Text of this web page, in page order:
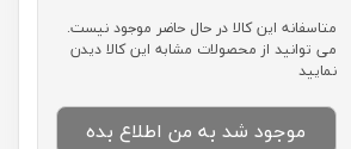
متاسفانه این کالا در حال حاضر موجود نیست.
می توانید از محصولات مشابه این کالا دیدن
نمایید
موجود شد به من اطلاع بده